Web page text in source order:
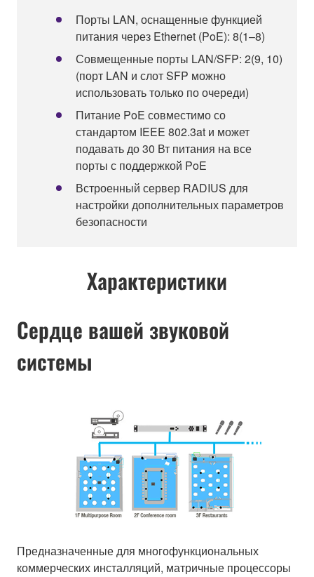
Порты LAN, оснащенные функцией
питания через Ethernet (PoE): 8(1–8)
Совмещенные порты LAN/SFP: 2(9, 10)
(порт LAN и слот SFP можно
использовать только по очереди)
Питание PoE совместимо со
стандартом IEEE 802.3at и может
подавать до 30 Вт питания на все
порты с поддержкой PoE
Встроенный сервер RADIUS для
настройки дополнительных параметров
безопасности
Характеристики
Сердце вашей звуковой
системы
Предназначенные для многофункциональных
коммерческих инсталляций, матричные процессоры